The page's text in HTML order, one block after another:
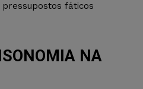
fáticos
NA